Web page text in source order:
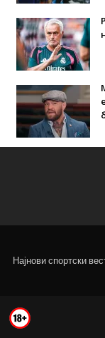
Најнови спортски